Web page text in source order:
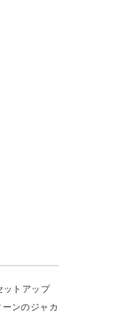
ットアップ
ンのジャカ